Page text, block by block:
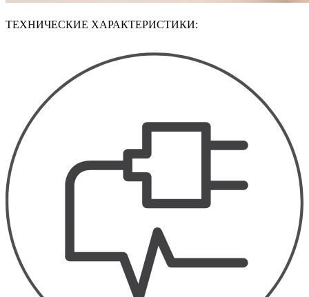
ТЕХНИЧЕСКИЕ ХАРАКТЕРИСТИКИ: